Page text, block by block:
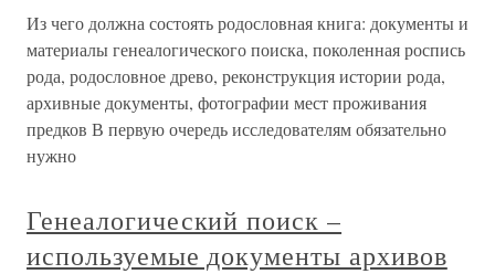
Из чего должна состоять родословная книга: документы и
материалы генеалогического поиска, поколенная роспись
рода, родословное древо, реконструкция истории рода,
архивные документы, фотографии мест проживания
предков В первую очередь исследователям обязательно
нужно
Генеалогический поиск –
используемые документы архивов